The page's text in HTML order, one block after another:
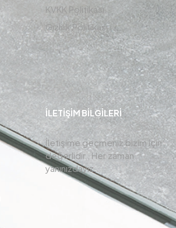
KVKK Politikası
Gizlilik Politikası
İLETIŞIM BİLGİLERİ
İletişime geçmeniz bizim için
değerlidir , Her zaman
yanınızdayız.